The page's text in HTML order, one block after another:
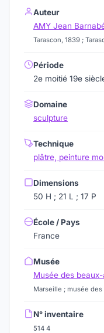
Auteur
AMY Jean
Tarascon, 1839 ;
Période
2e moitié 19e
Domaine
sculpture
Technique
plâtre, peinture
Dimensions
50 H ; 21 L ; 17 P
École / Pays
France
Musée
Musée des
Marseille ; musée
N° inventaire
514 4